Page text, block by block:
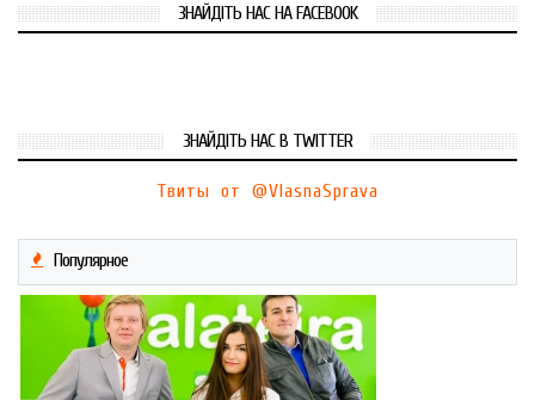
ЗНАЙДІТЬ НАС НА FACEBOOK
ЗНАЙДІТЬ НАС В TWITTER
Твиты от @VlasnaSprava
Популярное